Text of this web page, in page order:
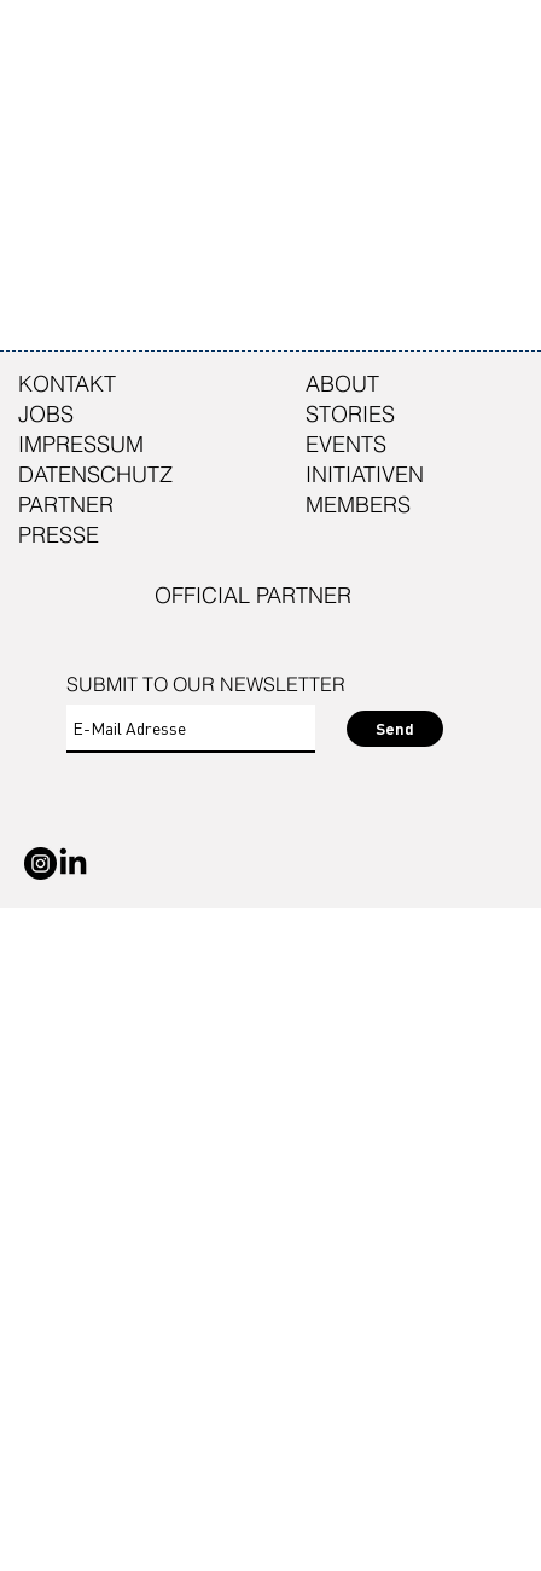
SUBMIT TO OUR NEWSLETTER
Send
KONTAKT
JOBS
IMPRESSUM
DATENSCHUTZ
PARTNER
PRESSE
ABOUT
STORIES
EVENTS
INITIATIVEN
MEMBERS
OFFICIAL PARTNER